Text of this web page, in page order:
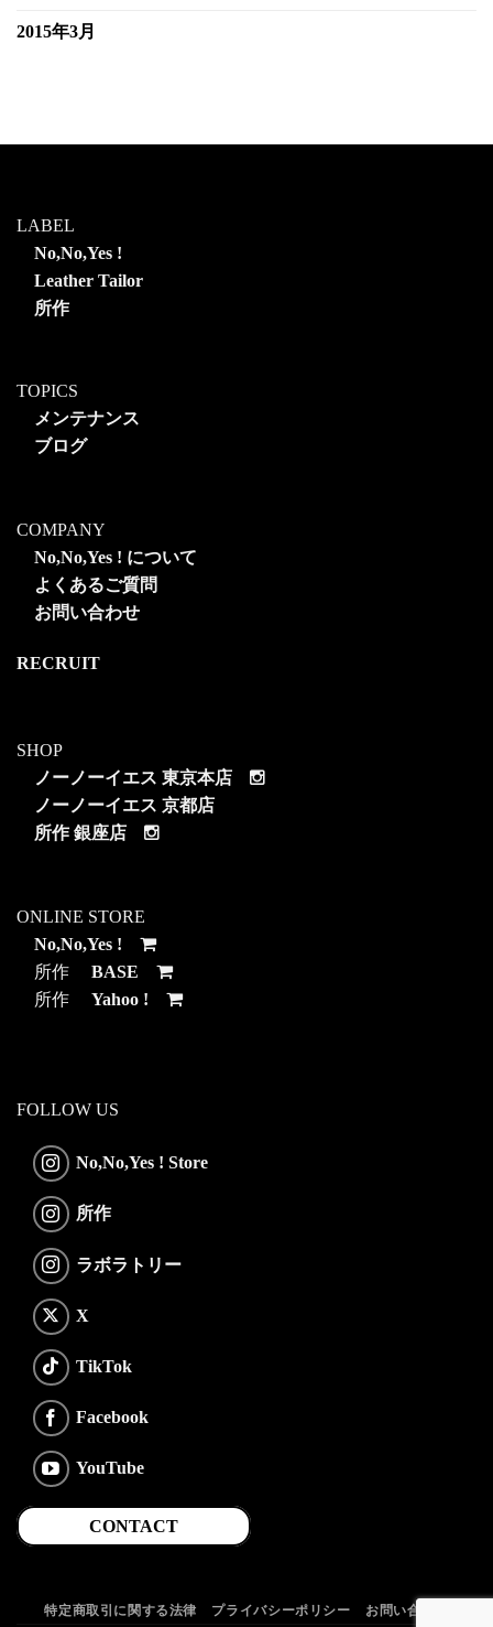
2015年3月
LABEL
No,No,Yes !
Leather Tailor
所作
TOPICS
メンテナンス
ブログ
COMPANY
No,No,Yes ! について
よくあるご質問
お問い合わせ
RECRUIT
SHOP
ノーノーイエス 東京本店
ノーノーイエス 京都店
所作 銀座店
ONLINE STORE
No,No,Yes !
所作 BASE
所作 Yahoo !
FOLLOW US
No,No,Yes ! Store
所作
ラボラトリー
X
TikTok
Facebook
YouTube
CONTACT
特定商取引に関する法律 プライバシーポリシー お問い合わせ